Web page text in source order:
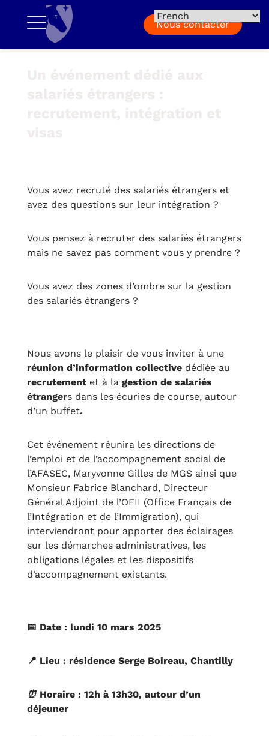
Nous contacter
Vous avez recruté des salariés étrangers et
avez des questions sur leur intégration ?
Vous pensez à recruter des salariés étrangers
mais ne savez pas comment vous y prendre ?
Vous avez des zones d’ombre sur la gestion
des salariés étrangers ?
Nous avons le plaisir de vous inviter à une
réunion d’information collectivedédiée au
recrutementet à la gestion de salariés
étrangers dans les écuries de course, autour
d’un buffet.
Cet événement réunira les directions de
l’emploi et de l’accompagnement social de
l’AFASEC, Maryvonne Gilles de MGS ainsi que
Monsieur Fabrice Blanchard, Directeur
Général Adjoint de l’OFII (Office Français de
l’Intégration et de l’Immigration), qui
interviendront pour apporter des éclairages
sur les démarches administratives, les
obligations légales et les dispositifs
d’accompagnement existants.
📅 Date : lundi 10 mars 2025
📍 Lieu : résidence Serge Boireau, Chantilly
⏰Horaire : 12h à 13h30, autour d’un
déjeuner